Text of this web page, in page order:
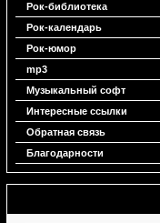
Рок-библиотека
Рок-календарь
Рок-юмор
mp3
Музыкальный софт
Интересные ссылки
Обратная связь
Благодарности